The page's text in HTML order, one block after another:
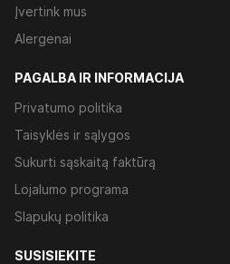
Įvertink mus
Alergenai
PAGALBA IR INFORMACIJA
Privatumo politika
Taisyklės ir sąlygos
Sukurti sąskaitą faktūrą
Lojalumo programa
Slapukų politika
SUSISIEKITE